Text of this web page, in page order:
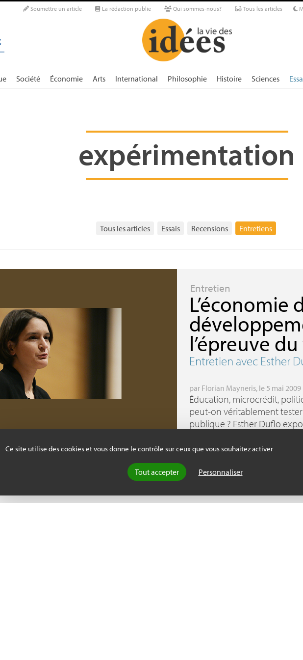
Ce site utilise des cookies et vous donne le contrôle sur ceux que vous souhaitez activer
Tout accepter Personnaliser
Soumettre un article La rédaction publie Qui sommes-nous? Tous les articles
Société Économie Arts International Philosophie Histoire Sciences
expérimentation
Tous les articles Essais Recensions Entretiens
Entretien
L’économie
l’épreuve
Entretien avec Esther
par Florian Mayneris, le 5 mai 2009
Éducation, microcrédit,
peut-on véritablement
publique ? Esther Duflo
expérimentale qu’elle a
terrains à travers le monde.